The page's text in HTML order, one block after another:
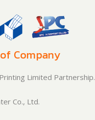
Company
Limited Partnership.
Co., Ltd.